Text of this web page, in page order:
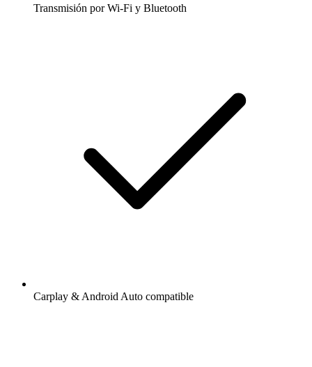
Transmisión por Wi-Fi y Bluetooth
Carplay & Android Auto compatible